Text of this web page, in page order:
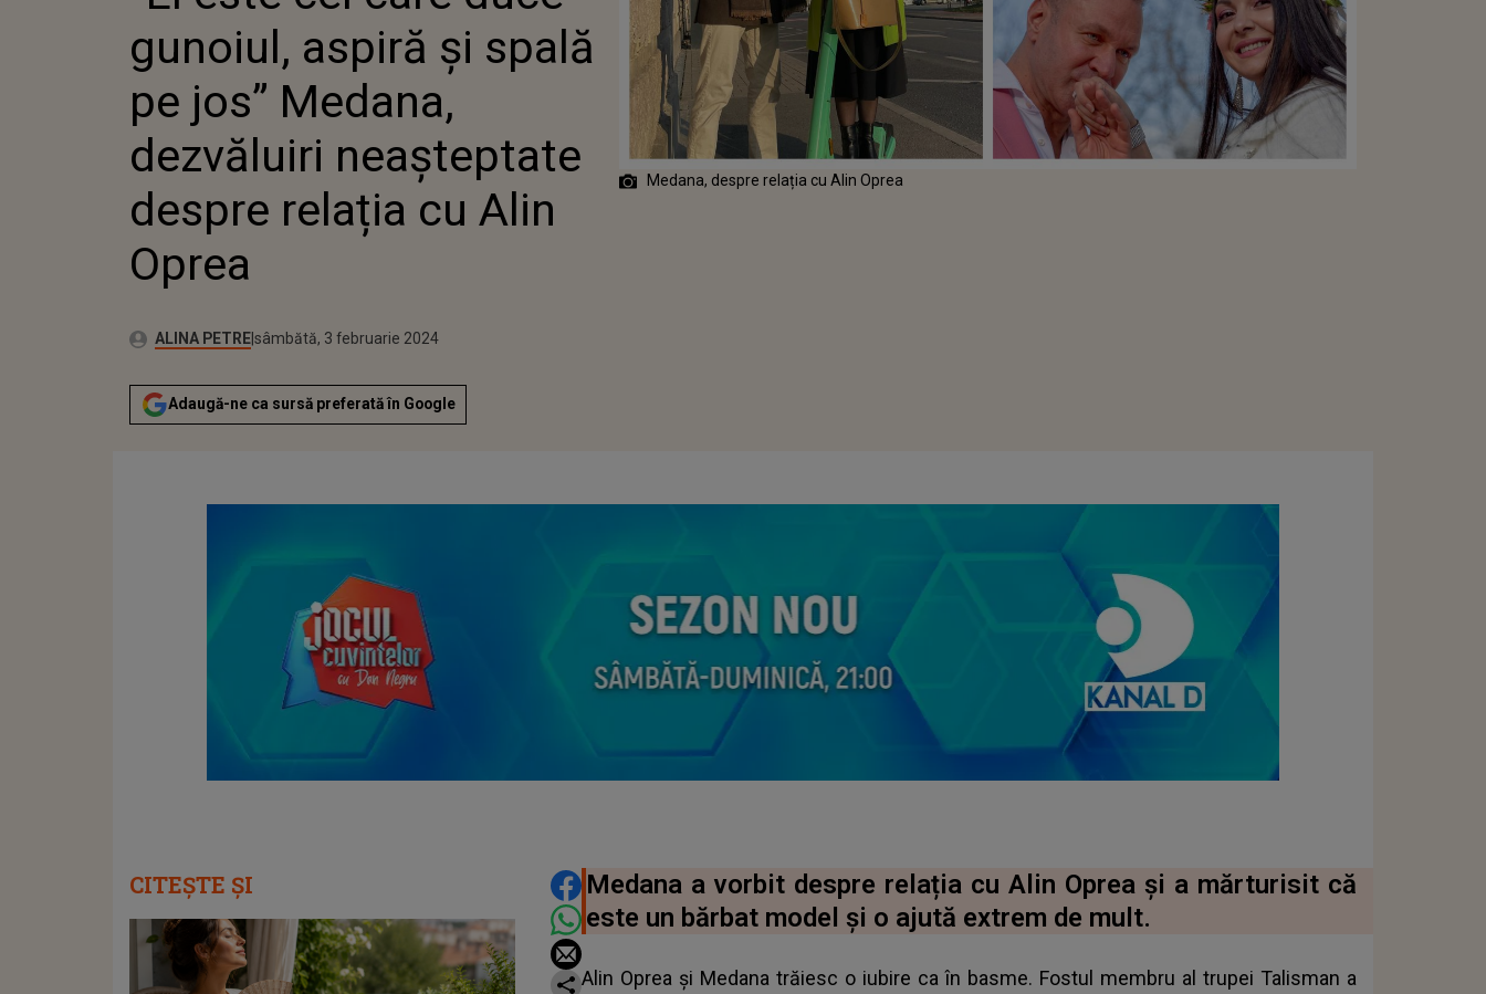
MEDANA, DEZVĂLUIRI
NEAȘTEPTATE DESPRE
RELAȚIA CU ALIN
OPREA
gunoiul, aspiră și spală
pe jos” Medana,
dezvăluiri neașteptate
despre relația cu Alin
Oprea
Autor:ALINA PETREPublicat:
sâmbătă, 3 februarie 2024
Actualizat:
sâmbătă, 3 februarie 2024
Adaugă-ne ca sursă preferată în Google
Medana, despre relația cu Alin Oprea
DISTRIBUIE ARTICOLUL
Medana a vorbit despre relația cu Alin Oprea și a mărturisit că
este un bărbat model și o ajută extrem de mult.
Alin Oprea și Medana trăiesc o iubire ca în basme. Fostul membru al trupei Talisman a
CITEȘTE ȘI